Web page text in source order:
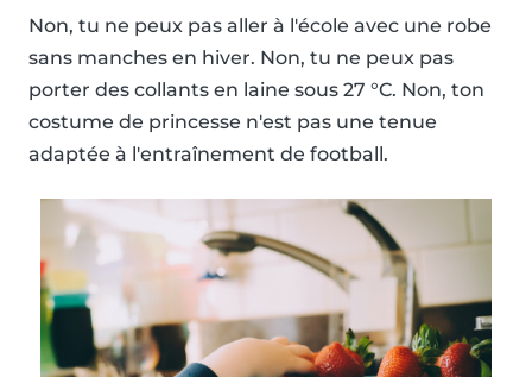
Non, tu ne peux pas aller à l'école avec une robe
sans manches en hiver. Non, tu ne peux pas
porter des collants en laine sous 27 °C. Non, ton
costume de princesse n'est pas une tenue
adaptée à l'entraînement de football.